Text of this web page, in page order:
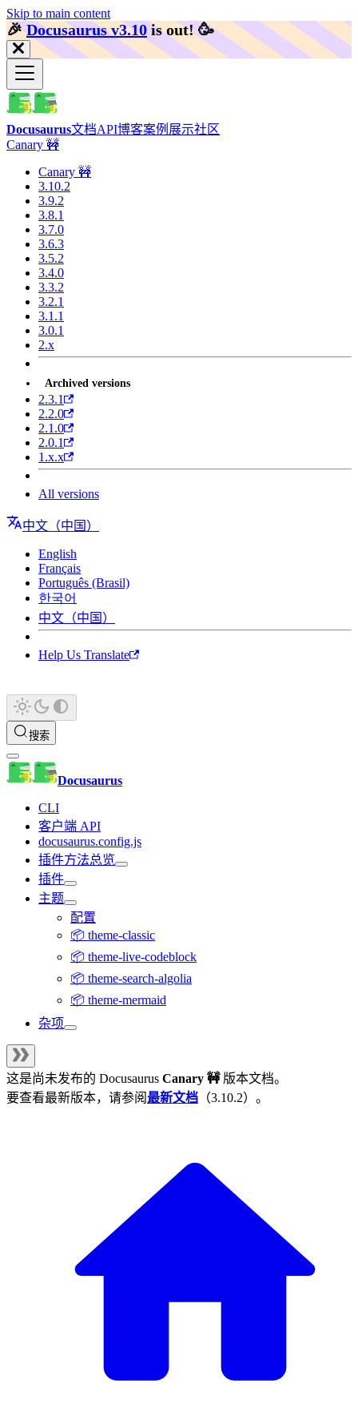
Skip to main content
🎉️Docusaurus v3.10 is out! 🥳️
Docusaurus文档API博客案例展示社区
Canary 🚧
Canary 🚧
3.10.2
3.9.2
3.8.1
3.7.0
3.6.3
3.5.2
3.4.0
3.3.2
3.2.1
3.1.1
3.0.1
2.x
Archived versions
2.3.1
2.2.0
2.1.0
2.0.1
1.x.x
All versions
中文（中国）
English
Français
Português (Brasil)
한국어
中文（中国）
Help Us Translate
搜索
Docusaurus
CLI
客户端 API
docusaurus.config.js
插件方法总览
插件
主题
配置
📦 theme-classic
📦 theme-live-codeblock
📦 theme-search-algolia
📦 theme-mermaid
杂项
这是尚未发布的 Docusaurus Canary 🚧版本文档。
要查看最新版本，请参阅最新文档 （3.10.2）。